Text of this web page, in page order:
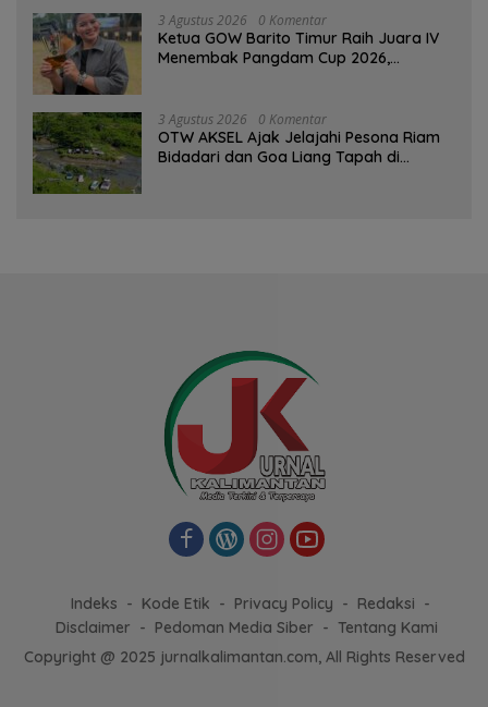
3 Agustus 2026 0 Komentar
Ketua GOW Barito Timur Raih Juara IV
Menembak Pangdam Cup 2026,
3 Agustus 2026 0 Komentar
OTW AKSEL Ajak Jelajahi Pesona Riam
Bidadari dan Goa Liang Tapah di
Indeks Kode Etik Privacy Policy
Redaksi
Disclaimer
Pedoman Media Siber
Tentang Kami
Copyright @ 2025 jurnalkalimantan.com, All Rights Reserved